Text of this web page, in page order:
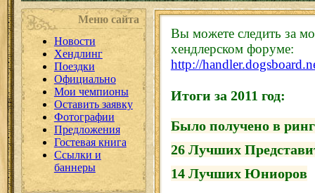
Меню сайта
Новости
Хендлинг
Поездки
Официально
Мои чемпионы
Оставить заявку
Фотографии
Предложения
Гостевая книга
Ссылки и
баннеры
Вы можете следить за
хендлерском форуме:
http://
Итоги за 2011 год:
Было получено в
26 Лучших
14 Лучших Юниоров